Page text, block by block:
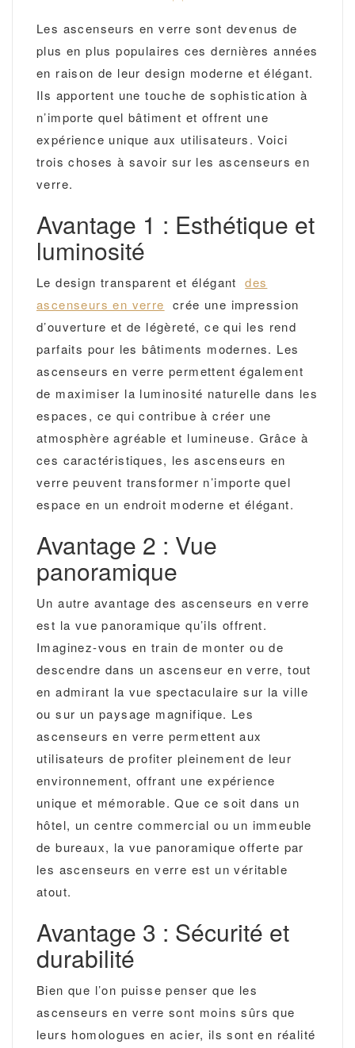
Les ascenseurs en verre sont devenus de
plus en plus populaires ces dernières années
en raison de leur design moderne et élégant.
Ils apportent une touche de sophistication à
n’importe quel bâtiment et offrent une
expérience unique aux utilisateurs. Voici
trois choses à savoir sur les ascenseurs en
verre.
Avantage 1 : Esthétique et
luminosité
Le design transparent et élégant des
ascenseurs en verre crée une impression
d’ouverture et de légèreté, ce qui les rend
parfaits pour les bâtiments modernes. Les
ascenseurs en verre permettent également
de maximiser la luminosité naturelle dans les
espaces, ce qui contribue à créer une
atmosphère agréable et lumineuse. Grâce à
ces caractéristiques, les ascenseurs en
verre peuvent transformer n’importe quel
espace en un endroit moderne et élégant.
Avantage 2 : Vue
panoramique
Un autre avantage des ascenseurs en verre
est la vue panoramique qu’ils offrent.
Imaginez-vous en train de monter ou de
descendre dans un ascenseur en verre, tout
en admirant la vue spectaculaire sur la ville
ou sur un paysage magnifique. Les
ascenseurs en verre permettent aux
utilisateurs de profiter pleinement de leur
environnement, offrant une expérience
unique et mémorable. Que ce soit dans un
hôtel, un centre commercial ou un immeuble
de bureaux, la vue panoramique offerte par
les ascenseurs en verre est un véritable
atout.
Avantage 3 : Sécurité et
durabilité
Bien que l’on puisse penser que les
ascenseurs en verre sont moins sûrs que
leurs homologues en acier, ils sont en réalité